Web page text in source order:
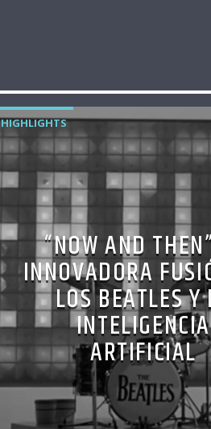
HIGHLIGHTS
“NOW AND
INNOVADORA
LOS BEATLES Y
INTELIGENCIA
ARTIFICIAL